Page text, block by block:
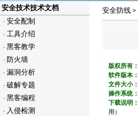
安全技术技术文档
· 安全配制
· 工具介绍
· 黑客教学
· 防火墙
· 漏洞分析
· 破解专题
· 黑客编程
· 入侵检测
安全防线 >
版权所有：
软件版本：
文件大小：
操作系统：
下载说明：
用）